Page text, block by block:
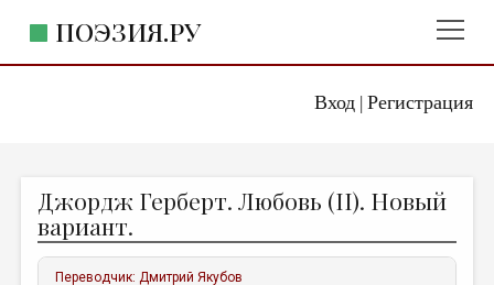
Вход| Регистрация
ПОЭЗИЯ.РУ
ЖАНРЫ
АВТОРЫ
Джордж Герберт. Любовь (II). Новый
вариант.
Переводчик:Дмитрий Якубов